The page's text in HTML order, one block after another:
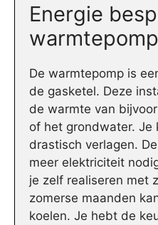
Energie
warmtepomp
De warmtepomp is
de gasketel. Deze
de warmte van
of het grondwater. Je
drastisch verlagen.
meer elektriciteit
je zelf realiseren met
zomerse maanden
koelen. Je hebt de